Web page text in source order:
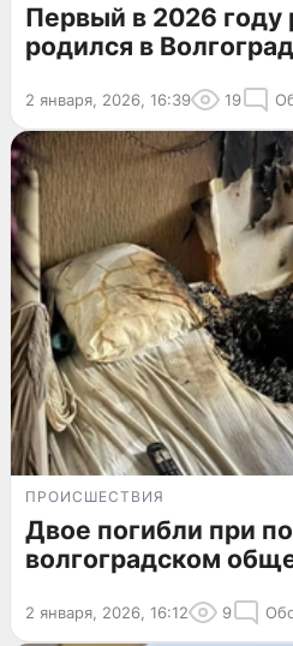
Первый в 2026 году
родился в
2 января, 2026, 16:39 19
ПРОИСШЕСТВИЯ
Двое погибли при
волгоградском
2 января, 2026, 16:12 9